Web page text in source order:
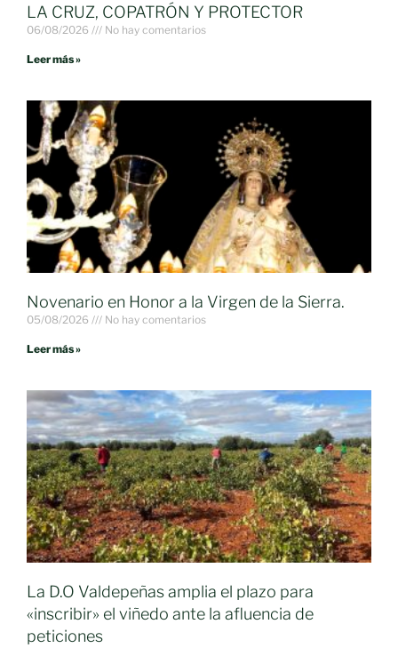
LA CRUZ, COPATRÓN Y PROTECTOR
06/08/2026 No hay comentarios
Leer más »
Novenario en Honor a la Virgen de la Sierra.
05/08/2026 No hay comentarios
Leer más »
La D.O Valdepeñas amplia el plazo para
«inscribir» el viñedo ante la afluencia de
peticiones